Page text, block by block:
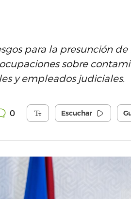
para la presunción
sobre
y empleados judiciales.
0 Escuchar